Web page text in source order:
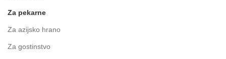
Za pekarne
Za azijsko hrano
Za gostinstvo